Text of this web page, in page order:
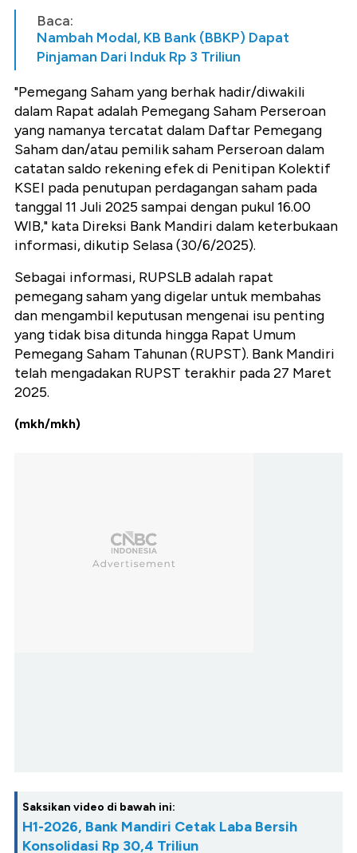
Baca:
Nambah Modal, KB Bank (BBKP) Dapat
Pinjaman Dari Induk Rp 3 Triliun
"Pemegang Saham yang berhak hadir/diwakili
dalam Rapat adalah Pemegang Saham Perseroan
yang namanya tercatat dalam Daftar Pemegang
Saham dan/atau pemilik saham Perseroan dalam
catatan saldo rekening efek di Penitipan Kolektif
KSEI pada penutupan perdagangan saham pada
tanggal 11 Juli 2025 sampai dengan pukul 16.00
WIB," kata Direksi Bank Mandiri dalam keterbukaan
informasi, dikutip Selasa (30/6/2025).
Sebagai informasi, RUPSLB adalah rapat
pemegang saham yang digelar untuk membahas
dan mengambil keputusan mengenai isu penting
yang tidak bisa ditunda hingga Rapat Umum
Pemegang Saham Tahunan (RUPST). Bank Mandiri
telah mengadakan RUPST terakhir pada 27 Maret
2025.
(mkh/mkh)
Saksikan video di bawah ini:
H1-2026, Bank Mandiri Cetak Laba Bersih
Konsolidasi Rp 30,4 Triliun